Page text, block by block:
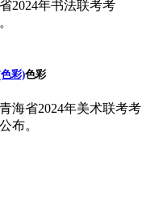
2024年书法联考考
彩)色彩
海省2024年美术联考考
布。